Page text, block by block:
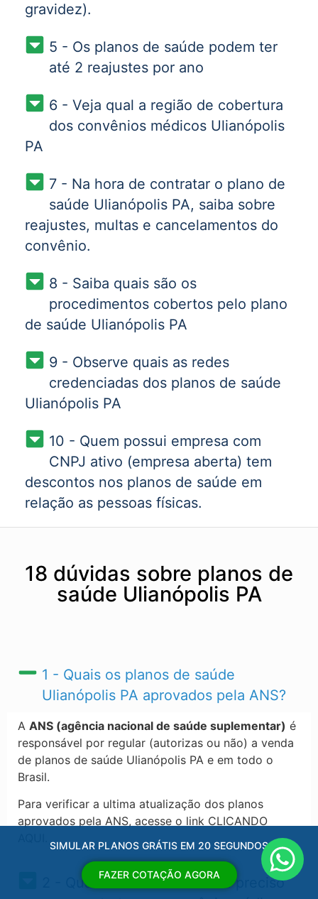
gravidez).
5 - Os planos de saúde podem ter
até 2 reajustes por ano
6 - Veja qual a região de cobertura
dos convênios médicos Ulianópolis
PA
7 - Na hora de contratar o plano de
saúde Ulianópolis PA, saiba sobre
reajustes, multas e cancelamentos do
convênio.
8 - Saiba quais são os
procedimentos cobertos pelo plano
de saúde Ulianópolis PA
9 - Observe quais as redes
credenciadas dos planos de saúde
Ulianópolis PA
10 - Quem possui empresa com
CNPJ ativo (empresa aberta) tem
descontos nos planos de saúde em
relação as pessoas físicas.
18 dúvidas sobre planos de
saúde Ulianópolis PA
1 - Quais os planos de saúde
Ulianópolis PA​ aprovados pela ANS?
A ANS (agência nacional de saúde suplementar) é
responsável por regular (autorizas ou não) a venda
de planos de saúde Ulianópolis PA​ e em todo o
Brasil.
Para verificar a ultima atualização dos planos
aprovados pela ANS, acesse o link CLICANDO
2 - Quais os documentos eu preciso
SIMULAR PLANOS GRÁTIS EM 20 SEGUNDOS
FAZER COTAÇÃO AGORA